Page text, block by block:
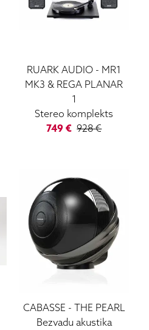
RUARK AUDIO - MR1
MK3 & REGA PLANAR
1
Stereo komplekts
749 € 928€
CABASSE - THE PEARL
Bezvadu akustika